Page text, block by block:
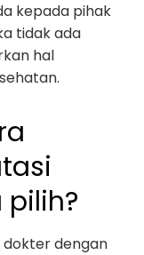
kepada pihak
tidak ada
hal
dengan